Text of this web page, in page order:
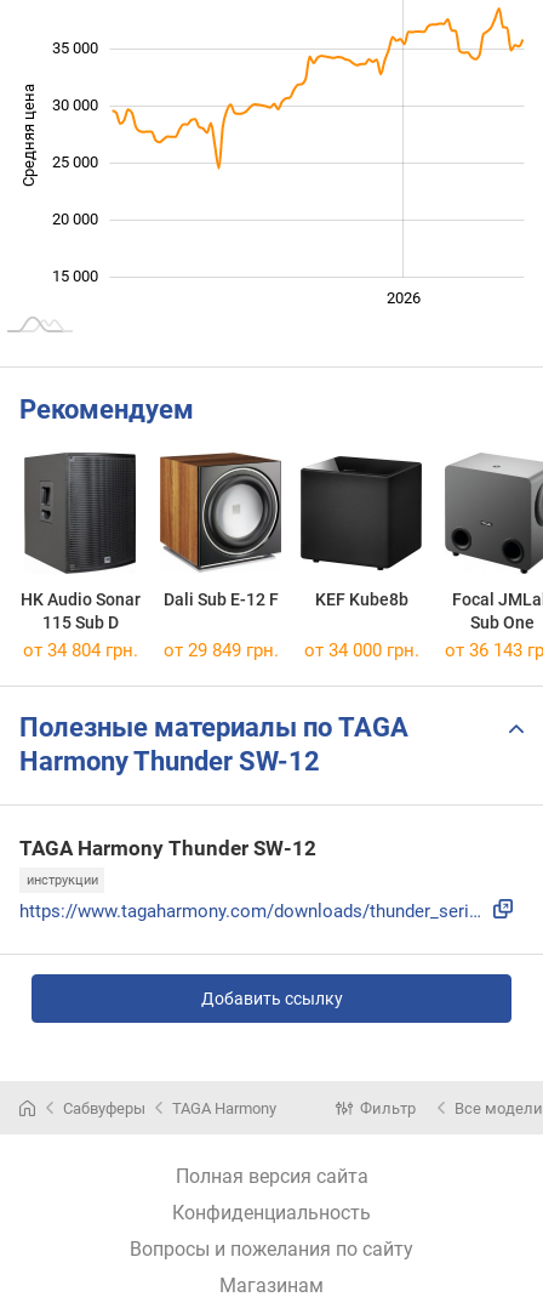
Средняя цена
15 000
20 000
25 000
30 000
35 000
2026
Рекомендуем
HK Audio Sonar
115 Sub D
Dali Sub E-12 F KEF Kube8b
Focal
Sub One
от 34 804 грн. от 29 849 грн. от 34 000 грн. от 36 143
Полезные материалы по TAGA
Harmony Thunder SW-12
TAGA Harmony Thunder SW-12
инструкции
https://www.tagaharmony.com/downloads/thunder_series_manual...
Добавить ссылку
Сабвуферы TAGA Harmony Фильтр Все модели
Полная версия сайта
Конфиденциальность
Вопросы и пожелания по сайту
Магазинам